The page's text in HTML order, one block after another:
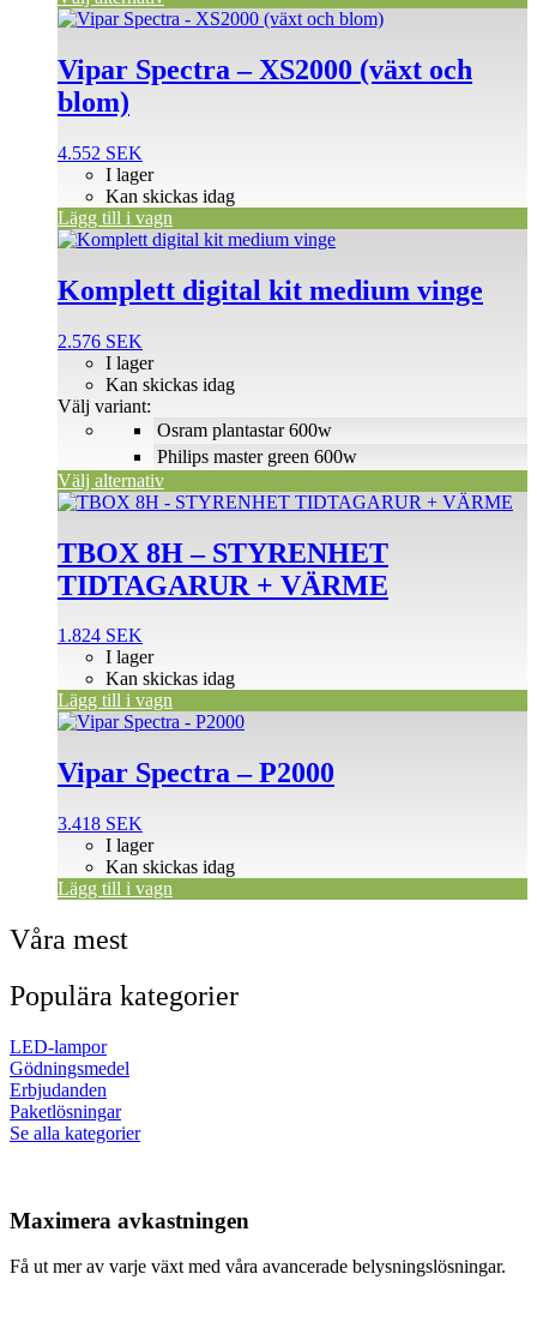
Vipar Spectra – XS2000 (växt och
blom)
4.552 SEK
I lager
Kan skickas idag
Lägg till i vagn
Komplett digital kit medium vinge
2.576 SEK
Osram plantastar 600w
Philips master green 600w
I lager
Kan skickas idag
Välj variant:
Välj alternativ
Den
produkten
har
varianter.
olika
alternativen
på
produktsidan
TBOX 8H – STYRENHET
TIDTAGARUR + VÄRME
1.824 SEK
I lager
Kan skickas idag
Lägg till i vagn
Vipar Spectra – P2000
3.418 SEK
I lager
Kan skickas idag
Lägg till i vagn
Våra mest
Populära kategorier
LED-lampor
Gödningsmedel
Erbjudanden
Paketlösningar
Se alla kategorier
Maximera avkastningen
Få ut mer av varje växt med våra avancerade belysningslösningar.